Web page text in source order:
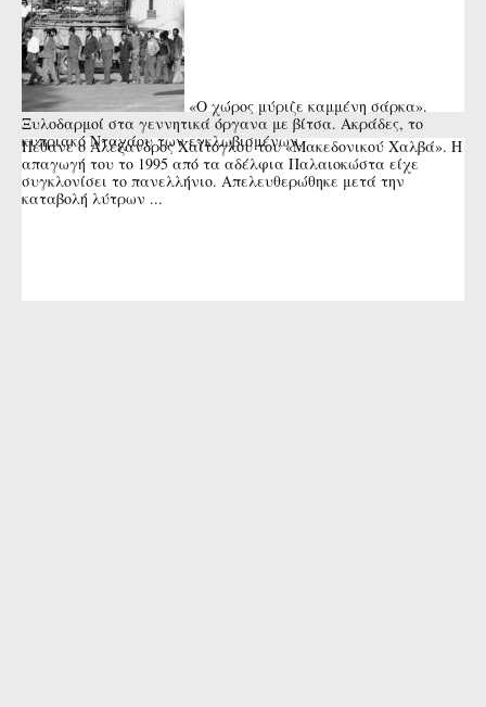
«Ο χώρος μύριζε καμμένη σάρκα».
Ξυλοδαρμοί στα γεννητικά όργανα με βίτσα. Ακράδες, το
κυπριακό Νταχάου των εγκλωβισμένων.
Πέθανε ο Αλέξανδρος Χαΐτογλου του «Μακεδονικού Χαλβά». Η
απαγωγή του το 1995 από τα αδέλφια Παλαιοκώστα είχε
συγκλονίσει το πανελλήνιο. Απελευθερώθηκε μετά την
καταβολή λύτρων ...